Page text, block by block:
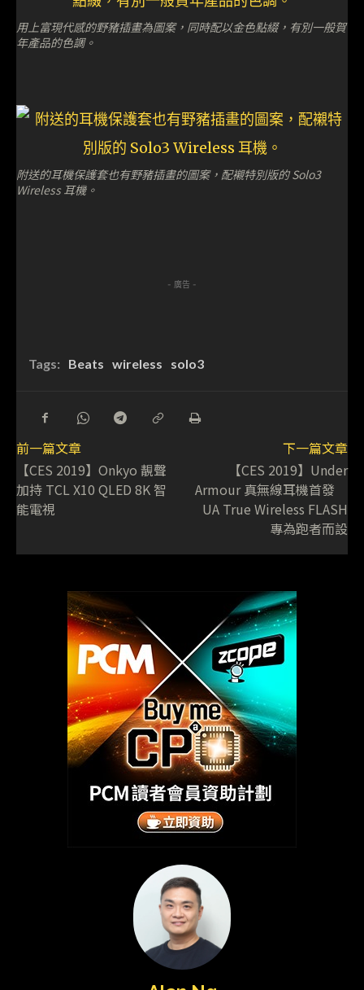
用上富現代感的野豬插畫為圖案，同時配以金色點綴，有別一般賀
年產品的色調。
附送的耳機保護套也有野豬插畫的圖案，配襯特別版的 Solo3
Wireless 耳機。
- 廣告 -
Tags: Beats wireless solo3
前一篇文章
【CES 2019】Onkyo 靚聲
加持 TCL X10 QLED 8K 智
能電視
下一篇文章
【CES 2019】Under
Armour 真無線耳機首發
UA True Wireless FLASH
專為跑者而設